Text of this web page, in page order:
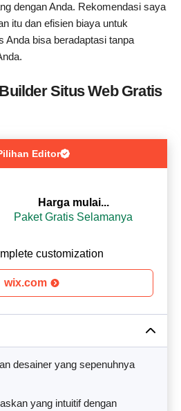
dengan Anda. Rekomendasi saya
itu dan efisien biaya untuk
Anda bisa beradaptasi tanpa
Situs Web Gratis
Editor
Harga mulai...
Paket Gratis Selamanya
customization
wix.com
desainer yang sepenuhnya
yang intuitif dengan